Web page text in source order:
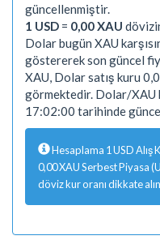
güncellenmiştir.
1 USD = 0,00 XAU
Dolar bugün XAU
göstererek son güncel
XAU, Dolar satış kuru
görmektedir. Dolar/
17:02:00 tarihinde
Hesaplama 1 USD Alış
0,00 XAU Serbest Piyasa
döviz kur oranı dikkate